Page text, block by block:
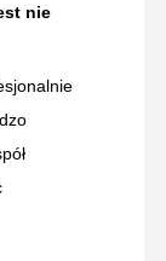
nie